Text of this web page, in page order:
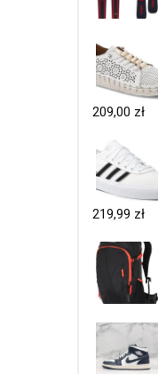
209,00 zł
219,99 zł